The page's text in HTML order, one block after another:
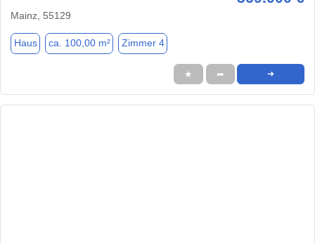
Mainz, 55129
Haus ca. 100,00 m² Zimmer 4
★ ➦ ➜